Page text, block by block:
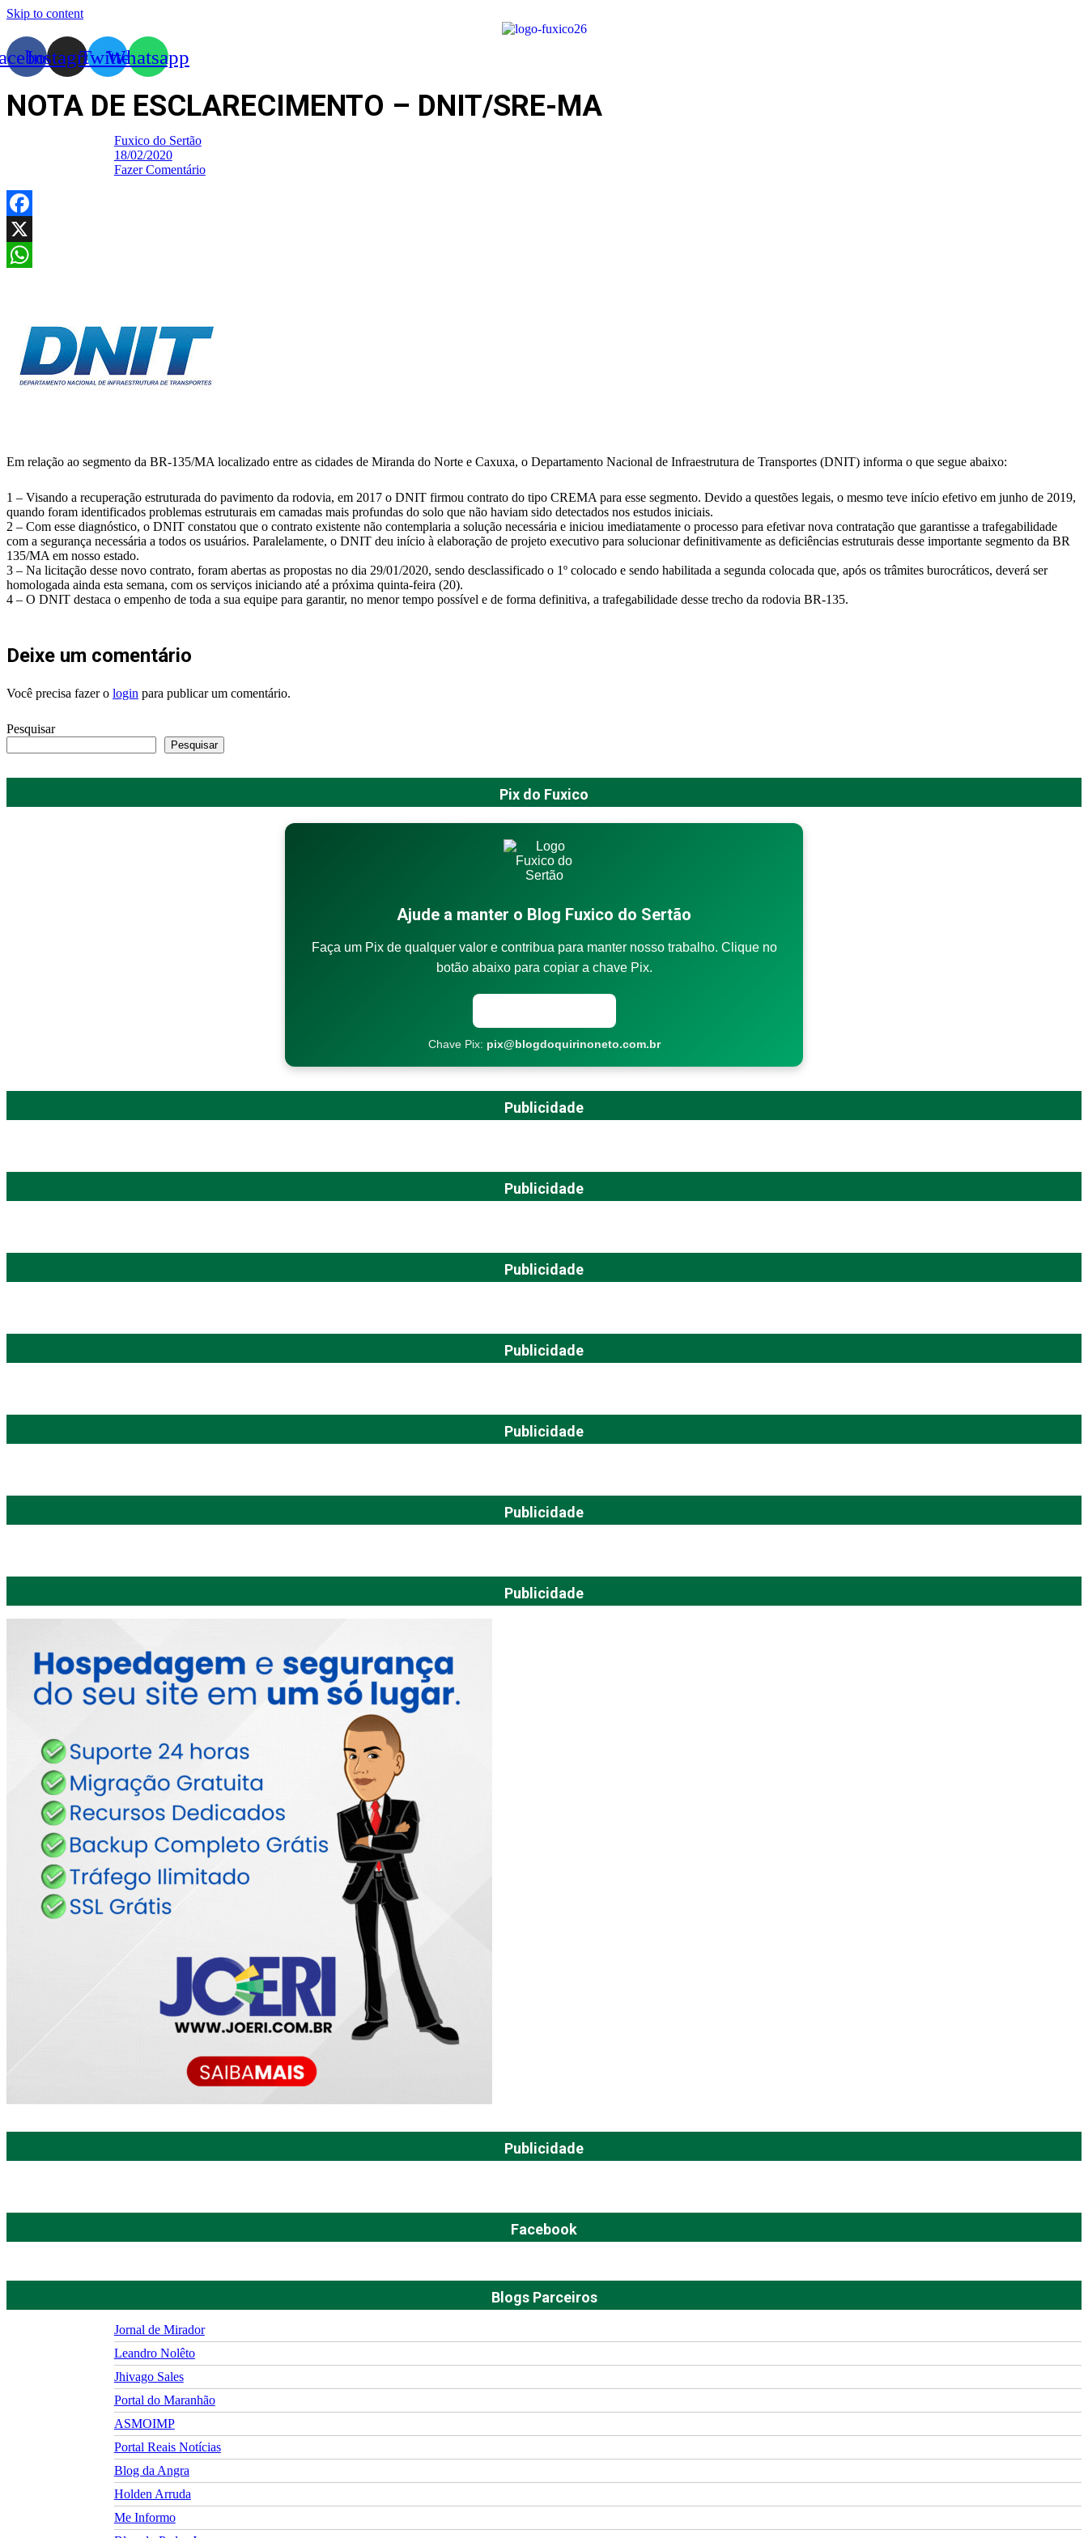
Skip to content
InstagramTwitterWhatsapp
NOTA DE ESCLARECIMENTO – DNIT/SRE-MA
Fuxico do Sertão
18/02/2020
Fazer Comentário
Facebook
X
Em relação ao segmento da BR-135/MA localizado entre as cidades de Miranda do Norte e Caxuxa, o Departamento Nacional de Infraestrutura de Transportes (DNIT) informa o que segue abaixo:
1 – Visando a recuperação estruturada do pavimento da rodovia, em 2017 o DNIT firmou contrato do tipo CREMA para esse segmento. Devido a questões legais, o mesmo teve início efetivo em junho de 2019,
quando foram identificados problemas estruturais em camadas mais profundas do solo que não haviam sido detectados nos estudos iniciais.
2 – Com esse diagnóstico, o DNIT constatou que o contrato existente não contemplaria a solução necessária e iniciou imediatamente o processo para efetivar nova contratação que garantisse a trafegabilidade
com a segurança necessária a todos os usuários. Paralelamente, o DNIT deu início à elaboração de projeto executivo para solucionar definitivamente as deficiências estruturais desse importante segmento da BR
135/MA em nosso estado.
3 – Na licitação desse novo contrato, foram abertas as propostas no dia 29/01/2020, sendo desclassificado o 1º colocado e sendo habilitada a segunda colocada que, após os trâmites burocráticos, deverá ser
homologada ainda esta semana, com os serviços iniciando até a próxima quinta-feira (20).
4 – O DNIT destaca o empenho de toda a sua equipe para garantir, no menor tempo possível e de forma definitiva, a trafegabilidade desse trecho da rodovia BR-135.
Deixe um comentário
Você precisa fazer o login para publicar um comentário.
Pesquisar
Pesquisar
Pix do Fuxico
Ajude a manter o Blog Fuxico do Sertão
Faça um Pix de qualquer valor e contribua para manter nosso trabalho. Clique no
botão abaixo para copiar a chave Pix.
Chave Pix: pix@blogdoquirinoneto.com.br
Publicidade
Publicidade
Publicidade
Publicidade
Publicidade
Publicidade
Publicidade
Publicidade
Facebook
Blogs Parceiros
Jornal de Mirador
Leandro Nolêto
Jhivago Sales
Portal do Maranhão
ASMOIMP
Portal Reais Notí­cias
Blog da Angra
Holden Arruda
Me Informo